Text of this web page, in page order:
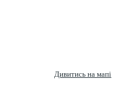
Дивитись на мапі